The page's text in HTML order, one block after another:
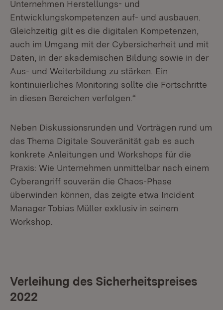
Unternehmen Herstellungs- und
Entwicklungskompetenzen auf- und ausbauen.
Gleichzeitig gilt es die digitalen Kompetenzen,
auch im Umgang mit der Cybersicherheit und mit
Daten, in der akademischen Bildung sowie in der
Aus- und Weiterbildung zu stärken. Ein
kontinuierliches Monitoring sollte die Fortschritte
in diesen Bereichen verfolgen.“
Neben Diskussionsrunden und Vorträgen rund um
das Thema Digitale Souveränität gab es auch
konkrete Anleitungen und Workshops für die
Praxis: Wie Unternehmen unmittelbar nach einem
Cyberangriff souverän die Chaos-Phase
überwinden können, das zeigte etwa Incident
Manager Tobias Müller exklusiv in seinem
Workshop.
Verleihung des Sicherheitspreises
2022